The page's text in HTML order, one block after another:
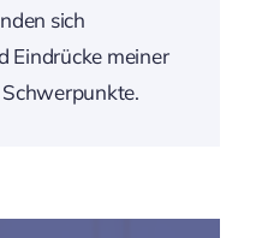
sich
Eindrücke meiner